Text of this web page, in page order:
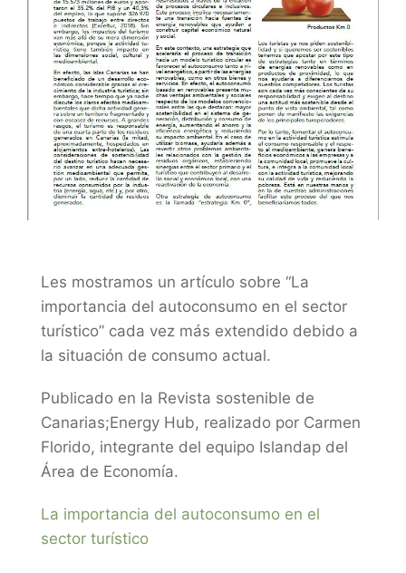
Les mostramos un artículo sobre “La
importancia del autoconsumo en el sector
turístico” cada vez más extendido debido a
la situación de consumo actual.
Publicado en la Revista sostenible de
Canarias;Energy Hub, realizado por Carmen
Florido, integrante del equipo Islandap del
Área de Economía.
La importancia del autoconsumo en el
sector turístico